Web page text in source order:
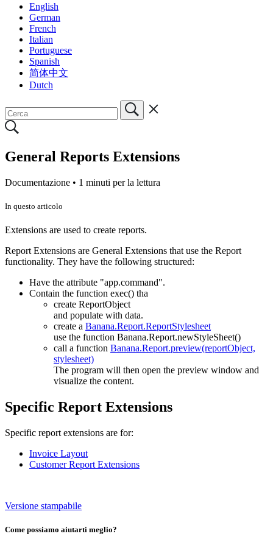
English
German
French
Italian
Portuguese
Spanish
简体中文
Dutch
General Reports Extensions
Documentazione • 1 minuti per la lettura
In questo articolo
Extensions are used to create reports.
Report Extensions are General Extensions that use the Report
functionality. They have the following structured:
Have the attribute "app.command".
Contain the function exec() tha
create ReportObject
and populate with data.
create a Banana.Report.ReportStylesheet
use the function Banana.Report.newStyleSheet()
call a function Banana.Report.preview(reportObject,
stylesheet)
The program will then open the preview window and
visualize the content.
Specific Report Extensions
Specific report extensions are for:
Invoice Layout
Customer Report Extensions
Versione stampabile
Come possiamo aiutarti meglio?